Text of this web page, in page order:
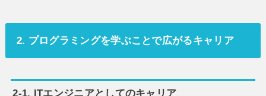
2. プログラミングを学ぶことで広がるキャリア
2-1. ITエンジニアとしてのキャリア